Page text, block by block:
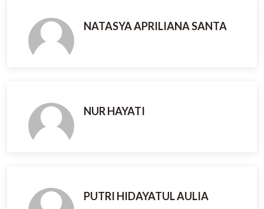
NATASYA APRILIANA SANTA
NUR HAYATI
PUTRI HIDAYATUL AULIA